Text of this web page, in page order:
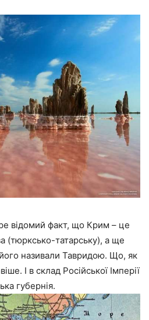
відомий факт, що Крим – це
(тюрксько-татарську), а ще
називали Тавридою. Що, як
І в склад Російської Імперії
губернія.